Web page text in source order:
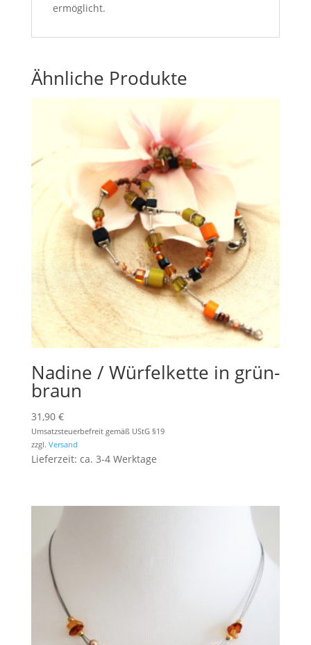
ermöglicht.
Ähnliche Produkte
Nadine / Würfelkette in grün-
braun
31,90 €
Umsatzsteuerbefreit gemäß UStG §19
zzgl. Versand
Lieferzeit: ca. 3-4 Werktage